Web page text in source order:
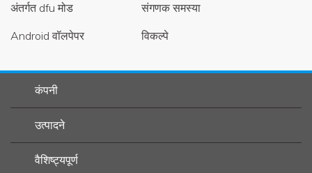
अंतर्गत dfu मोड
संगणक समस्या
Android वॉलपेपर
विकल्पे
कंपनी
उत्पादने
वैशिष्ट्यपूर्ण